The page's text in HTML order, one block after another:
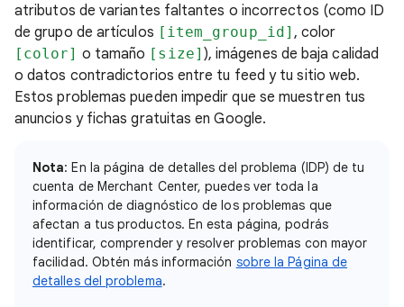
atributos de variantes faltantes o incorrectos (como ID
de grupo de artículos [item_group_id] , color
[color] o tamaño [size] ), imágenes de baja calidad
o datos contradictorios entre tu feed y tu sitio web.
Estos problemas pueden impedir que se muestren tus
anuncios y fichas gratuitas en Google.
Nota: En la página de detalles del problema (IDP) de tu
cuenta de Merchant Center, puedes ver toda la
información de diagnóstico de los problemas que
afectan a tus productos. En esta página, podrás
identificar, comprender y resolver problemas con mayor
facilidad. Obtén más información sobre la Página de
detalles del problema.